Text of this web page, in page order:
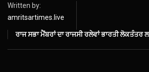
Written by:
amritsartimes.live
ਰਾਜ ਸਭਾ ਮੈਂਬਰਾਂ ਦਾ ਰਾਜਸੀ ਰਲੇਵਾਂ ਭਾਰਤੀ